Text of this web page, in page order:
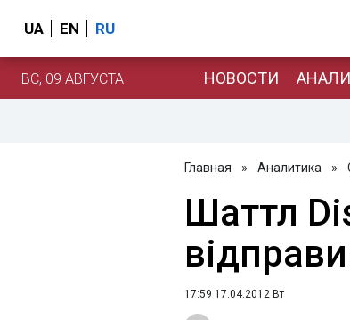
UA EN RU
ВС, 09 АВГУСТА НОВОСТИ
Главная » Аналитика »
Шаттл
17:59 17.04.2012 Вт